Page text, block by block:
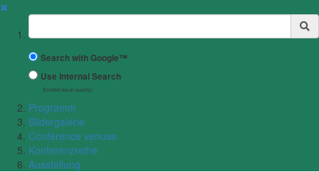
✖
Suchbegriff
Search with Google™
Use Internal Search
(limited result quality)
Programm
Bildergalerie
Conference venues
Konferenzreihe
Ausstellung